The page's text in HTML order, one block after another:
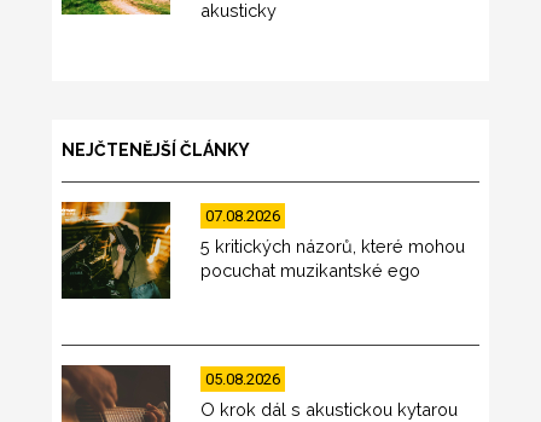
akusticky
NEJČTENĚJŠÍ ČLÁNKY
07.08.2026
5 kritických názorů, které mohou
pocuchat muzikantské ego
05.08.2026
O krok dál s akustickou kytarou